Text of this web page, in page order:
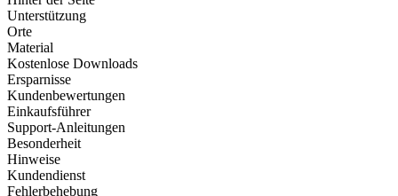
Unterstützung
Orte
Material
Kostenlose Downloads
Ersparnisse
Kundenbewertungen
Einkaufsführer
Support-Anleitungen
Besonderheit
Hinweise
Kundendienst
Fehlerbehebung